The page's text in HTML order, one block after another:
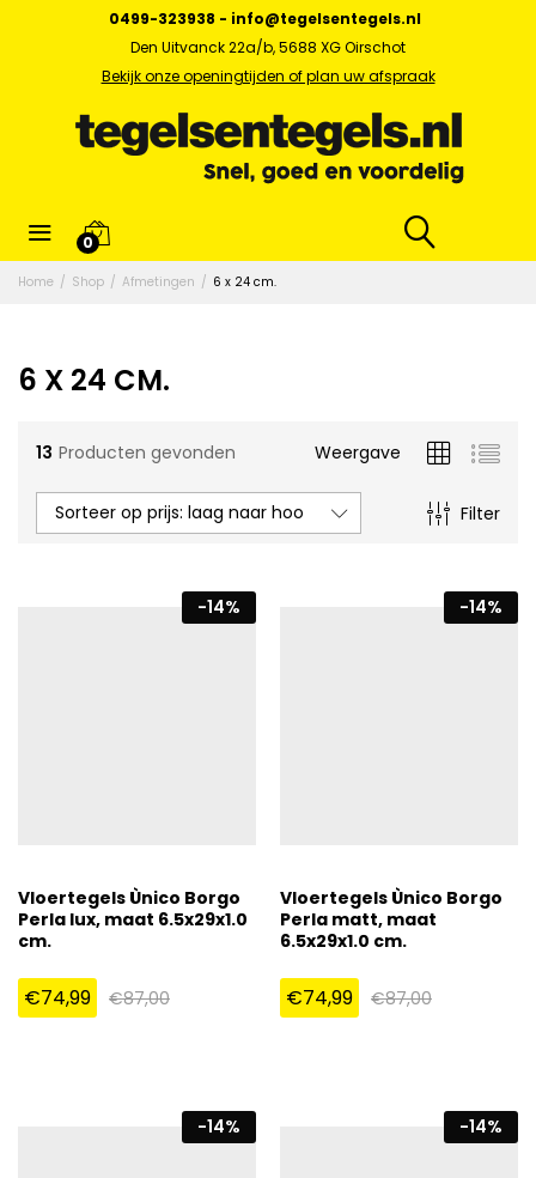
0499-323938 - info@tegelsentegels.nl
Den Uitvanck 22a/b, 5688 XG Oirschot
Bekijk onze openingtijden of plan uw afspraak
0
Home / Shop / Afmetingen / 6 x 24 cm.
6 X 24 CM.
13 Producten gevonden Weergave
Filter
Sorteer op prijs: laag naar hoog
-14%
Vloertegels Ùnico Borgo
Perla lux, maat 6.5x29x1.0
cm.
€74,99 €87,00
-14%
Vloertegels Ùnico Borgo
Perla matt, maat
6.5x29x1.0 cm.
€74,99 €87,00
-14% -14%